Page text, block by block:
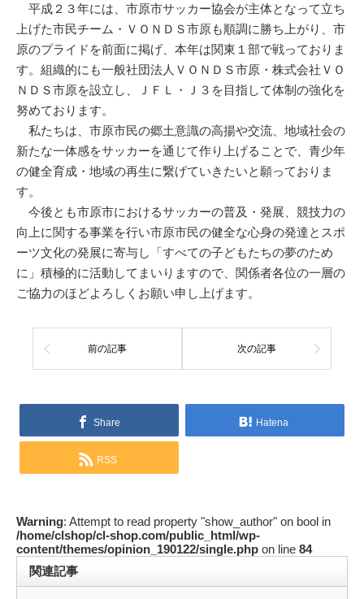
平成２３年には、市原市サッカー協会が主体となって立ち
上げた市民チーム・ＶＯＮＤＳ市原も順調に勝ち上がり、市
原のプライドを前面に掲げ、本年は関東１部で戦っておりま
す。組織的にも一般社団法人ＶＯＮＤＳ市原・株式会社ＶＯ
ＮＤＳ市原を設立し、ＪＦＬ・Ｊ３を目指して体制の強化を
努めております。
私たちは、市原市民の郷土意識の高揚や交流、地域社会の
新たな一体感をサッカーを通じて作り上げることで、青少年
の健全育成・地域の再生に繋げていきたいと願っておりま
す。
今後とも市原市におけるサッカーの普及・発展、競技力の
向上に関する事業を行い市原市民の健全な心身の発達とスポ
ーツ文化の発展に寄与し「すべての子どもたちの夢のため
に」積極的に活動してまいりますので、関係者各位の一層の
ご協力のほどよろしくお願い申し上げます。
前の記事 次の記事
Share Hatena
RSS
Warning: Attempt to read property "show_author" on bool in
/home/clshop/cl-shop.com/public_html/wp-
content/themes/opinion_190122/single.php on line 84
関連記事